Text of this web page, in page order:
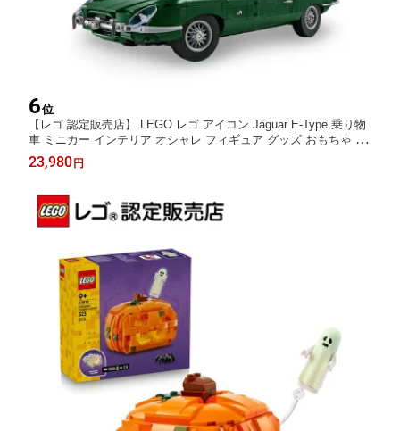
6位
【レゴ 認定販売店】 LEGO レゴ アイコン Jaguar E-Type 乗り物
車 ミニカー インテリア オシャレ フィギュア グッズ おもちゃ 玩
具 誕生日 プレゼント ブロック 11381
23,980 円